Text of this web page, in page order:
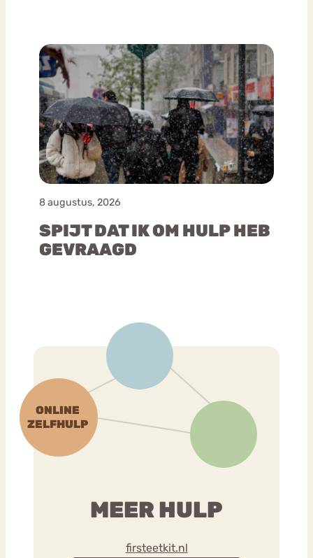
8 augustus, 2026
SPIJT DAT IK OM HULP HEB
GEVRAAGD
MEER HULP
firsteetkit.nl